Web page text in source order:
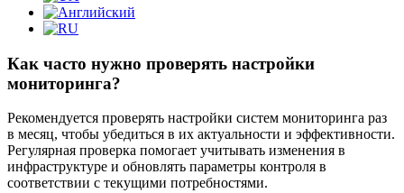
Как часто нужно проверять настройки
мониторинга?
Рекомендуется проверять настройки систем мониторинга раз
в месяц, чтобы убедиться в их актуальности и эффективности.
Регулярная проверка помогает учитывать изменения в
инфраструктуре и обновлять параметры контроля в
соответствии с текущими потребностями.